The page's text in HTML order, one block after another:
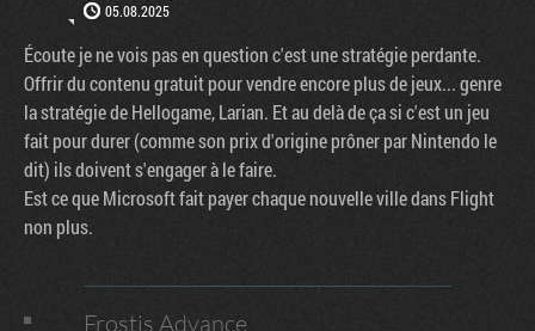
05.08.2025
Écoute je ne vois pas en question c'est une stratégie perdante.
Offrir du contenu gratuit pour vendre encore plus de jeux... genre
la stratégie de Hellogame, Larian. Et au delà de ça si c'est un jeu
fait pour durer (comme son prix d'origine prôner par Nintendo le
dit) ils doivent s'engager à le faire.
Est ce que Microsoft fait payer chaque nouvelle ville dans Flight
non plus.
Frostis Advance